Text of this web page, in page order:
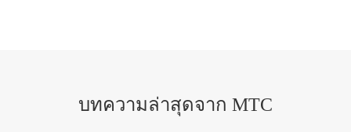
บทความล่าสุดจาก MTC